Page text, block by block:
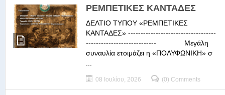
ΡΕΜΠΕΤΙΚΕΣ ΚΑΝΤΑΔΕΣ
ΔΕΛΤΙΟ ΤΥΠΟΥ «ΡΕΜΠΕΤΙΚΕΣ
ΚΑΝΤΑΔΕΣ» -----------------------------------
---------------------------- Μεγάλη
συναυλία ετοιμάζει η «ΠΟΛΥΦΩΝΙΚΗ» σ
08 Ιουλίου, 2026 (0) Comments